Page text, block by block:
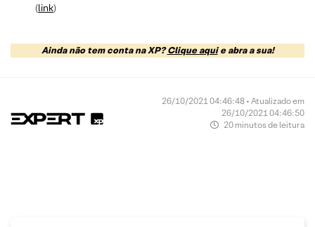
(link)
Ainda não tem conta na XP?Clique aquie abra a sua!
26/10/2021 04:46:48 • Atualizado em
26/10/2021 04:46:50
20 minutos de leitura